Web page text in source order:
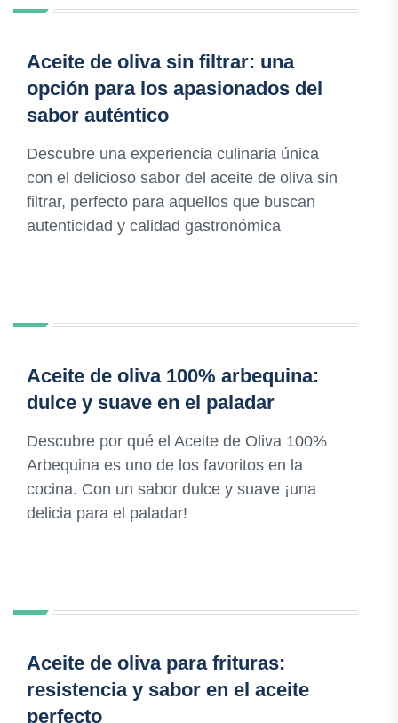
Aceite de oliva sin filtrar: una
opción para los apasionados del
sabor auténtico
Descubre una experiencia culinaria única
con el delicioso sabor del aceite de oliva sin
filtrar, perfecto para aquellos que buscan
autenticidad y calidad gastronómica
Aceite de oliva 100% arbequina:
dulce y suave en el paladar
Descubre por qué el Aceite de Oliva 100%
Arbequina es uno de los favoritos en la
cocina. Con un sabor dulce y suave ¡una
delicia para el paladar!
Aceite de oliva para frituras:
resistencia y sabor en el aceite
perfecto